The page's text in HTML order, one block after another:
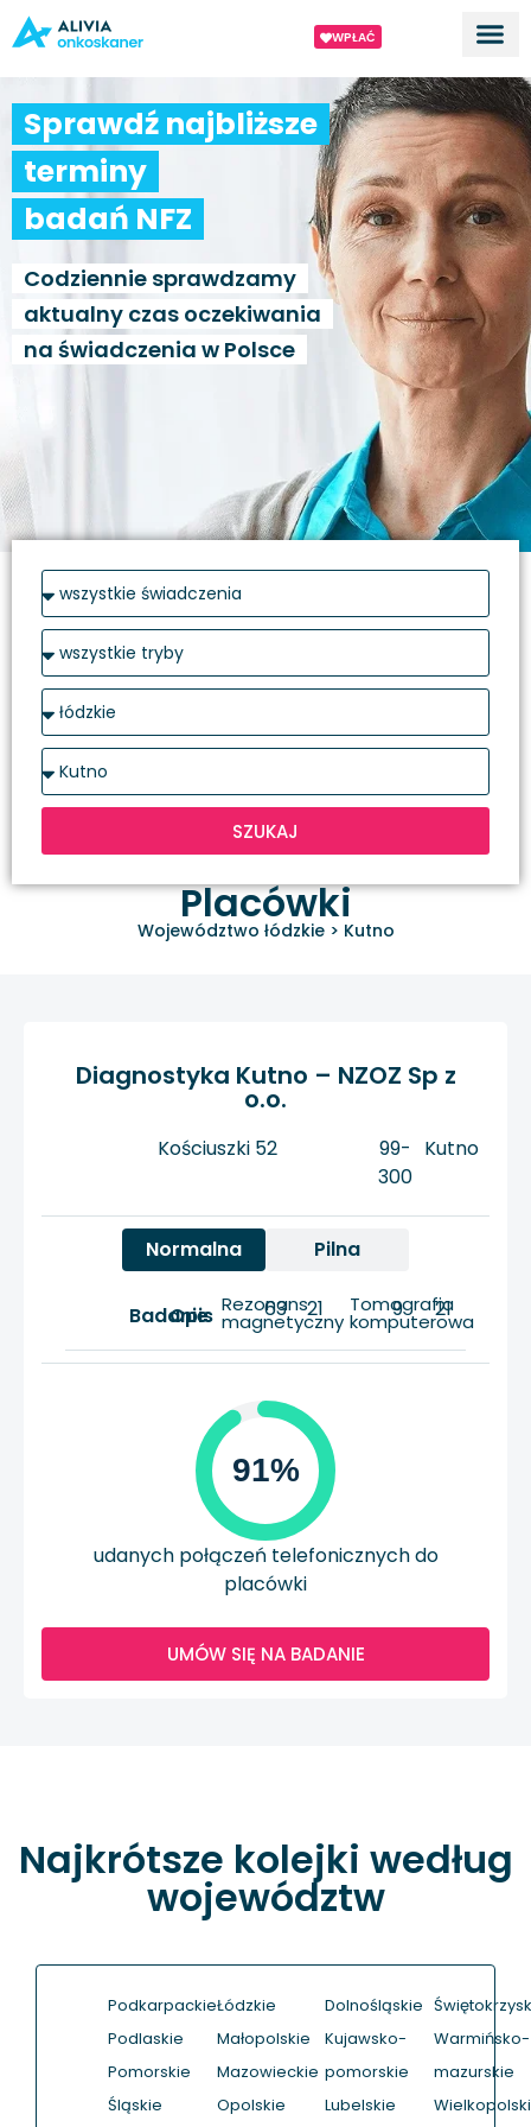
WPŁAĆ
Sprawdź najbliższe
terminy
badań NFZ
Codziennie sprawdzamy
aktualny czas oczekiwania
na świadczenia w Polsce
SZUKAJ
Placówki
Województwo łódzkie> Kutno
Diagnostyka Kutno – NZOZ Sp z
o.o.
Kościuszki 52
99-
300
Kutno
Normalna Pilna
Badanie
Opis Rezonans
magnetyczny
63 21 Tomografia
komputerowa
9 21
91%
udanych połączeń telefonicznych do
placówki
UMÓW SIĘ NA BADANIE
Najkrótsze kolejki według
województw
Podkarpackie
Podlaskie
Pomorskie
Śląskie
Łódzkie
Małopolskie
Mazowieckie
Opolskie
Dolnośląskie
Kujawsko-
pomorskie
Lubelskie
Warmińsko-
mazurskie